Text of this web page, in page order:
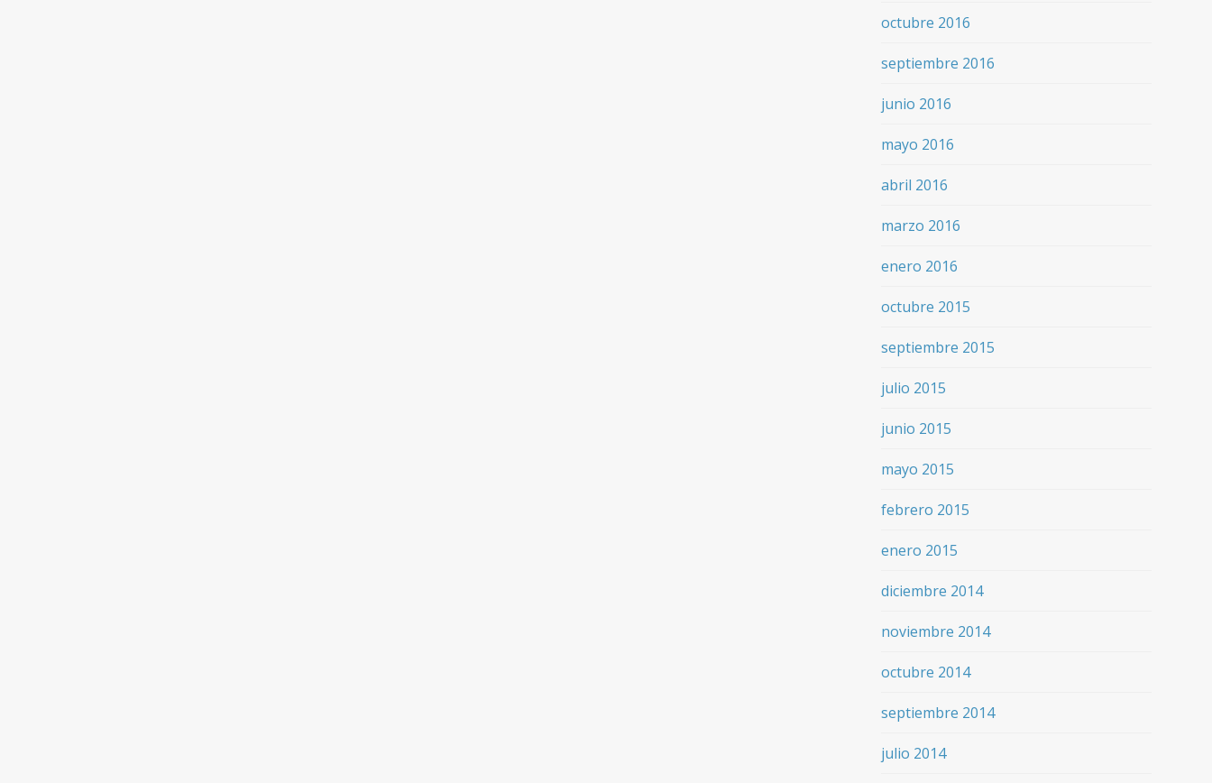
octubre 2016
septiembre 2016
junio 2016
mayo 2016
abril 2016
marzo 2016
enero 2016
octubre 2015
septiembre 2015
julio 2015
junio 2015
mayo 2015
febrero 2015
enero 2015
diciembre 2014
noviembre 2014
octubre 2014
septiembre 2014
julio 2014